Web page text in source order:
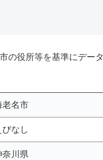
の役所等を基準にデータ
老名市
びなし
奈川県